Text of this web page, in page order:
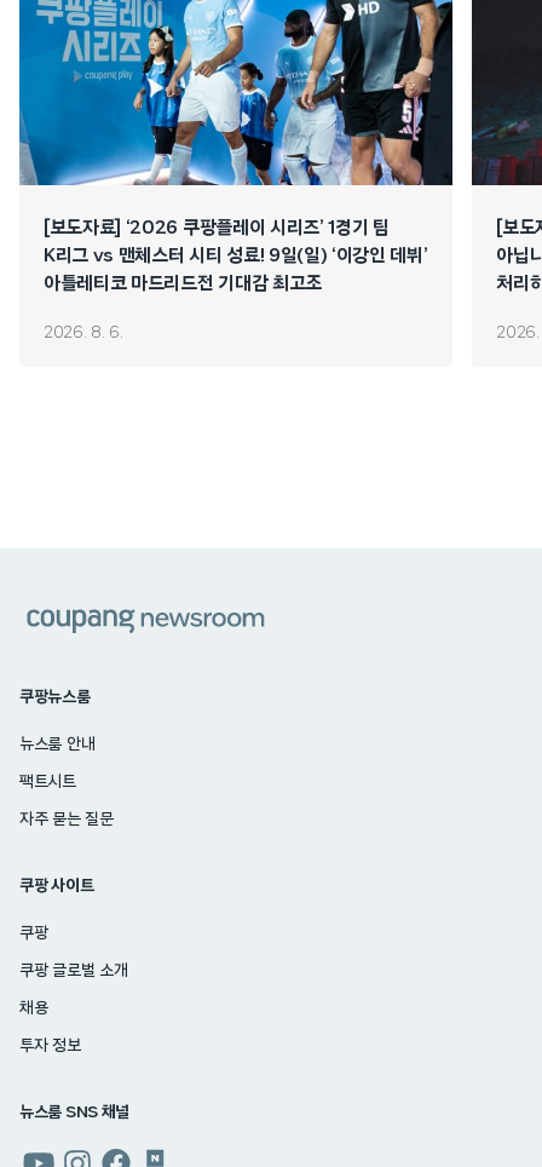
[보도자료] ‘2026 쿠팡플레이 시리즈’ 1경기 팀
K리그 vs 맨체스터 시티 성료! 9일(일) ‘이강인 데뷔’
아틀레티코 마드리드전 기대감 최고조
2026. 8. 6.
[보
아닙
처리
2026.
쿠팡뉴스룸
뉴스룸 안내
팩트시트
자주 묻는 질문
쿠팡 사이트
쿠팡
쿠팡 글로벌 소개
채용
투자 정보
뉴스룸 SNS 채널